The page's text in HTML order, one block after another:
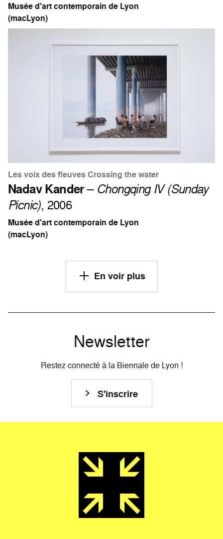
Musée d'art contemporain de Lyon
(macLyon)
Les voix des fleuves Crossing the water
Nadav Kander– Chongqing IV (Sunday
Picnic), 2006
Musée d'art contemporain de Lyon
(macLyon)
En voir plus
Newsletter
Restez connecté à la Biennale de Lyon !
S'inscrire